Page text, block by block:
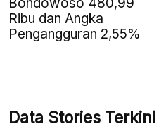
Ribu dan Angka
Pengangguran 2,55%
Data Stories Terkini